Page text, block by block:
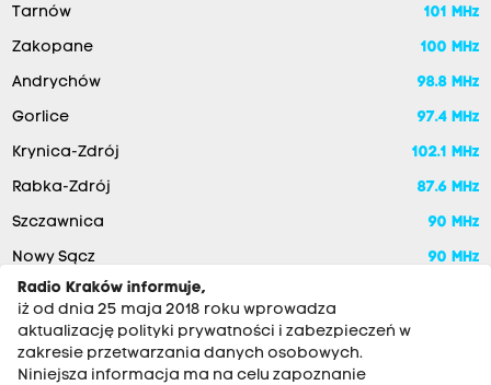
Tarnów 101 MHz
Zakopane 100 MHz
Andrychów 98.8 MHz
Gorlice 97.4 MHz
Krynica-Zdrój 102.1 MHz
Rabka-Zdrój 87.6 MHz
Szczawnica 90 MHz
Nowy Sącz
90 MHz
Radio Kraków informuje,
iż od dnia 25 maja 2018 roku wprowadza
aktualizację polityki prywatności i zabezpieczeń w
zakresie przetwarzania danych osobowych.
Niniejsza informacja ma na celu zapoznanie